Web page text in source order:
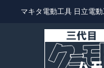
マキタ電動工具 日立電